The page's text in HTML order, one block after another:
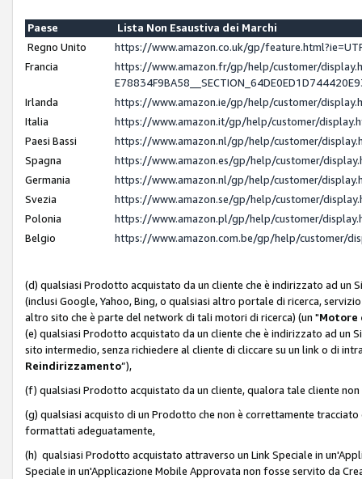
Paese
Lista Non Esaustiva dei Marchi
Regno Unito
https://www.amazon.co.uk/gp/
Francia
https://www.amazon.fr/gp/help/customer/
Irlanda
https://www.amazon.ie/gp/help/customer/
Italia
https://www.amazon.it/gp/help/customer/
Paesi Bassi
https://www.amazon.nl/gp/help/customer/
Spagna
https://www.amazon.es/gp/help/customer/
Germania
https://www.amazon.nl/gp/help/customer/
Svezia
https://www.amazon.se/gp/help/customer/
Polonia
https://www.amazon.pl/gp/help/customer/
Belgio
https://www.amazon.com.be/gp/help/customer/
(d) qualsiasi Prodotto acquistato da un cliente che è indirizzato ad un
(inclusi Google, Yahoo, Bing, o qualsiasi altro portale di ricerca,
altro sito che è parte del network di tali motori di ricerca) (un "Motore
(e) qualsiasi Prodotto acquistato da un cliente che è indirizzato ad un
sito intermedio, senza richiedere al cliente di cliccare su un link o di
Reindirizzamento”),
(f) qualsiasi Prodotto acquistato da un cliente, qualora tale cliente
(g) qualsiasi acquisto di un Prodotto che non è correttamente
formattati adeguatamente,
(h) qualsiasi Prodotto acquistato attraverso un Link Speciale in
Speciale in un'Applicazione Mobile Approvata non fosse servito da